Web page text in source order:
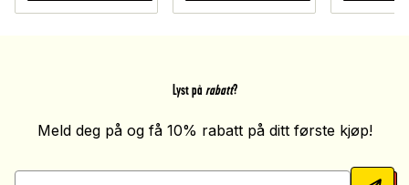
Lyst på rabatt?
Meld deg på og få 10% rabatt på ditt første kjøp!